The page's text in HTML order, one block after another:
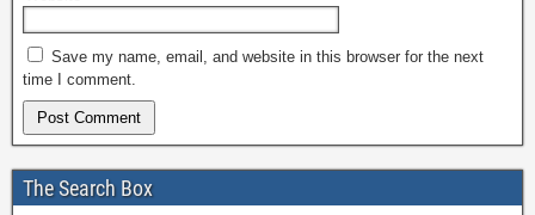
Save my name, email, and website in this browser for the next
time I comment.
The Search Box